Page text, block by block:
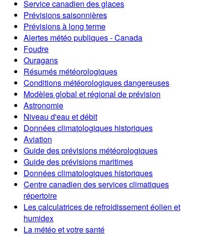
Service canadien des glaces
Prévisions saisonnières
Prévisions à long terme
Alertes météo publiques - Canada
Foudre
Ouragans
Résumés météorologiques
Conditions météorologiques dangereuses
Modèles global et régional de prévision
Astronomie
Niveau d'eau et débit
Données climatologiques historiques
Aviation
Guide des prévisions météorologiques
Guide des prévisions maritimes
Données climatologiques historiques
Centre canadien des services climatiques
répertoire
Les calculatrices de refroidissement éolien et
humidex
La météo et votre santé